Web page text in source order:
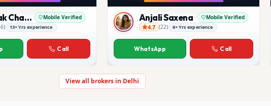
Deepak Chauhan Mobile Verified
) 13+ Yrs experience
Call
Anjali Saxena
Anjali Saxena Mobile Verified
4.7 (22) 6+ Yrs experience
WhatsApp Call
View all brokers in Delhi